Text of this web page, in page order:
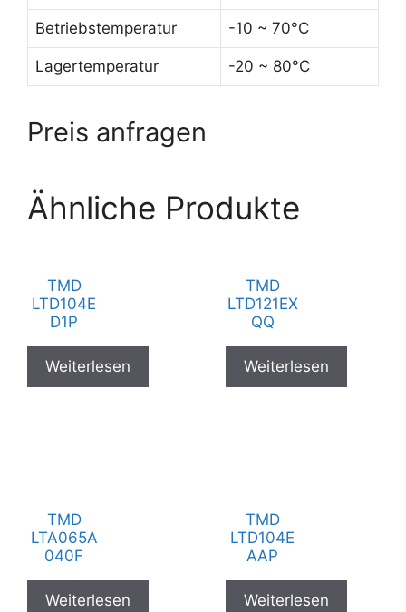
Betriebstemperatur -10 ~ 70°C
Lagertemperatur -20 ~ 80°C
Preis anfragen
Ähnliche Produkte
TMD
LTD104E
D1P
Weiterlesen
TMD
LTD121EX
QQ
Weiterlesen
TMD
LTA065A
040F
Weiterlesen
TMD
LTD104E
AAP
Weiterlesen